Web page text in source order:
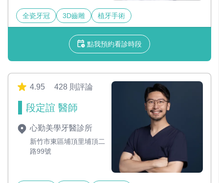
全瓷牙冠 3D齒雕 植牙手術
點我預約看診時段
4.95 428 則評論
段定誼 醫師
心勤美學牙醫診所
新竹市東區埔頂里埔頂二
路99號